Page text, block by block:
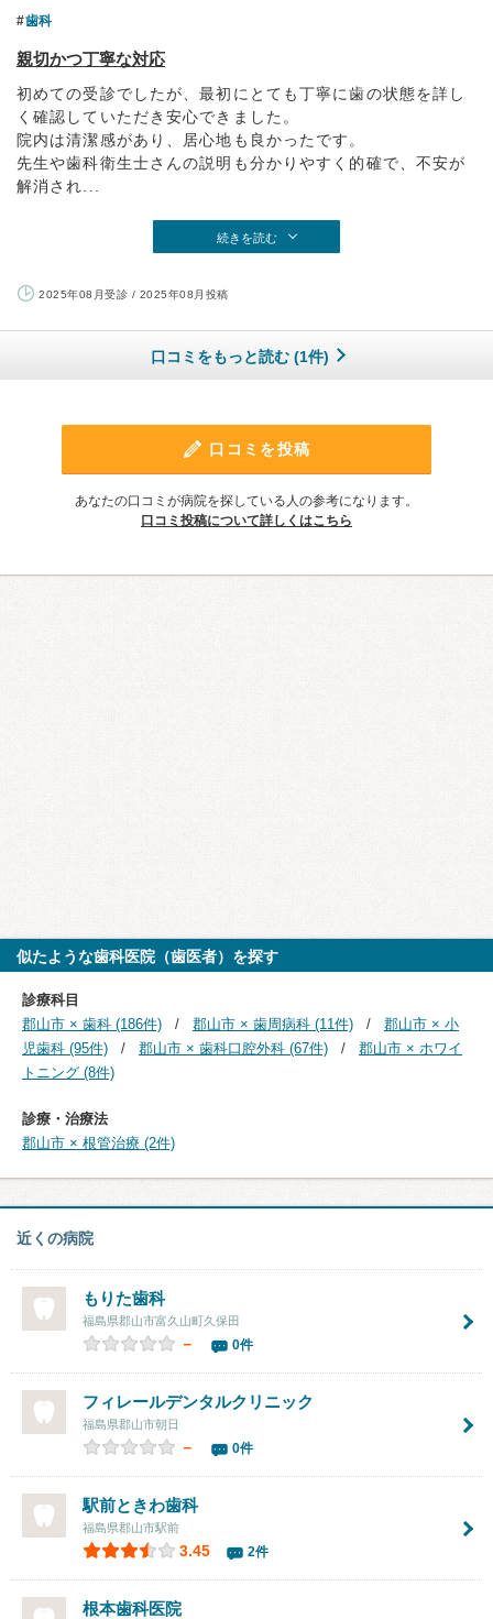
歯科
親切かつ丁寧な対応
初めての受診でしたが、最初にとても丁寧に歯の状態を詳し
く確認していただき安心できました。
院内は清潔感があり、居心地も良かったです。
先生や歯科衛生士さんの説明も分かりやすく的確で、不安が
解消され...
続きを読む
2025年08月受診 / 2025年08月投稿
口コミをもっと読む (1件)
口コミを投稿
あなたの口コミが病院を探している人の参考になります。
口コミ投稿について詳しくはこちら
似たような歯科医院（歯医者）を探す
診療科目
郡山市 × 歯科 (186件)
郡山市 × 歯周病科 (11件)
郡山市 × 小
児歯科 (95件)
郡山市 × 歯科口腔外科 (67件)
郡山市 × ホワイ
トニング (8件)
診療・治療法
郡山市 × 根管治療 (2件)
近くの病院
もりた歯科
福島県郡山市富久山町久保田
－ 0件
フィレールデンタルクリニック
福島県郡山市朝日
－ 0件
駅前ときわ歯科
福島県郡山市駅前
3.45 2件
根本歯科医院